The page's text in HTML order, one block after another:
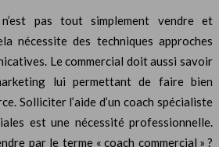
pas tout simplement vendre et
nécessite des techniques approches
Le commercial doit aussi savoir
lui permettant de faire bien
Solliciter l’aide d’un coach spécialiste
est une nécessité professionnelle.
par le terme « coach commercial » ?